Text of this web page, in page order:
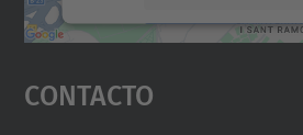
Aceptar
powered by
Contacto